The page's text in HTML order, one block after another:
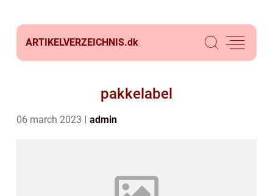
ARTIKELVERZEICHNIS.dk
pakkelabel
06 march 2023 admin